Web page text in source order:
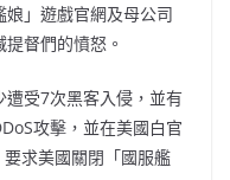
」遊戲官網及母公司
督們的憤怒。
受7次黑客入侵，並有
攻擊，並在美國白官
求美國關閉「國服艦